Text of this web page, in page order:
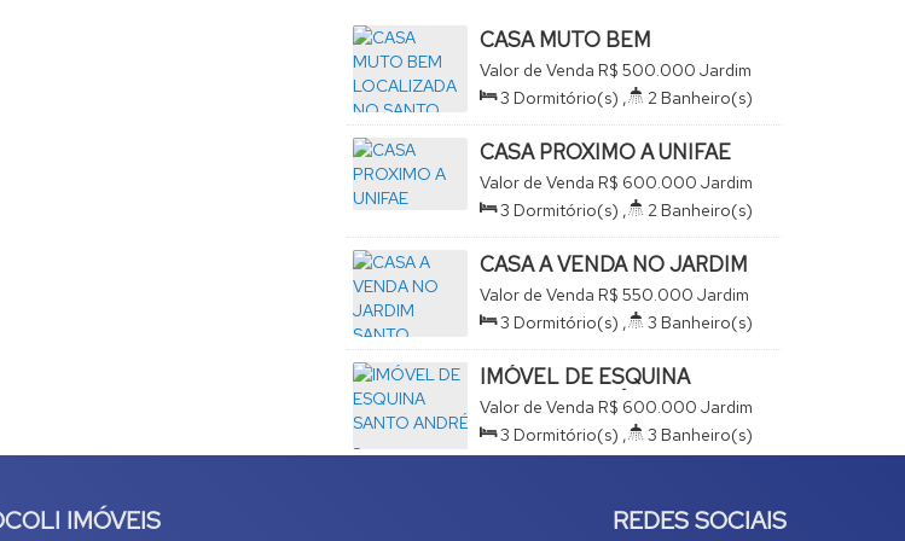
CASA MUTO BEM
LOCALIZADA NO SANTO
ANDRÉ
R$ 500.000
Valor de Venda
Jardim
Santo André, São João da Boa
Vista, São Paulo, Brasil
3 Dormitório(s) , 2 Banheiro(s)
,
1 Sala(s) , Total: 184.47m² ,
3
Vaga(s) , Terreno: 246.60m²
CASA PROXIMO A UNIFAE
R$ 600.000
Valor de Venda
Jardim
Santo André, São João da Boa
Vista, São Paulo, Brasil
3 Dormitório(s) , 2 Banheiro(s)
,
1 Sala(s) , 1 Suíte(s),
2
Vaga(s) , Útil:111.00m²
Terreno:
148.00m²
CASA A VENDA NO JARDIM
SANTO ANDRE
R$ 550.000
Valor de Venda
Jardim
Santo André, São João da Boa
Vista, São Paulo, Brasil
3 Dormitório(s) , 3 Banheiro(s)
,
1 Suíte(s), Total:168.00m² ,
2 Vaga(s) Terreno: 153 .00
IMÓVEL DE ESQUINA
SANTO ANDRÉ -
CONSERVADO
R$ 600.000
Valor de Venda
Jardim
Santo André, São João da Boa
Vista, São Paulo, Brasil
3 Dormitório(s) , 3 Banheiro(s)
,
1Sala(s), 1Suíte(s),
Total:
IMÓVEIS REDES SOCIAIS